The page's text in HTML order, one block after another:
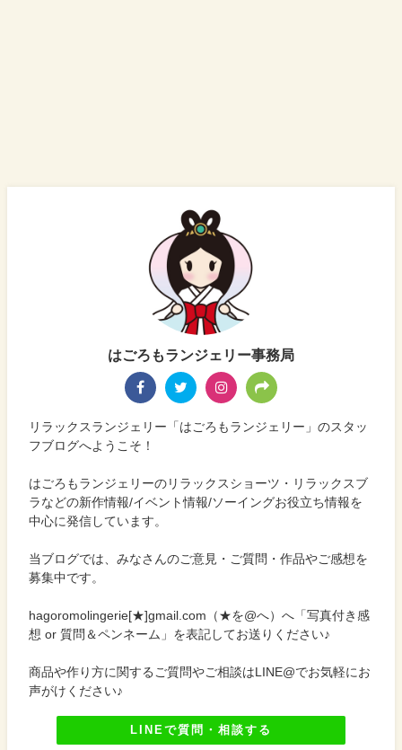
はごろもランジェリー事務局
リラックスランジェリー「はごろもランジェリー」のスタッ
フブログへようこそ！
はごろもランジェリーのリラックスショーツ・リラックスブ
ラなどの新作情報/イベント情報/ソーイングお役立ち情報を
中心に発信しています。
当ブログでは、みなさんのご意見・ご質問・作品やご感想を
募集中です。
hagoromolingerie[★]gmail.com（★を@へ）へ「写真付き感
想 or 質問＆ペンネーム」を表記してお送りください♪
商品や作り方に関するご質問やご相談はLINE@でお気軽にお
声がけください♪
LINEで質問・相談する